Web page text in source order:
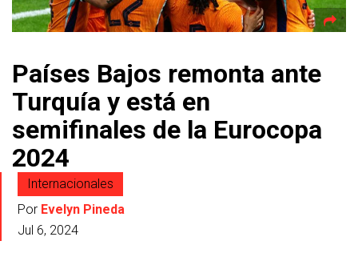
Países Bajos remonta ante
Turquía y está en
semifinales de la Eurocopa
2024
Internacionales
Por Evelyn Pineda
Jul 6, 2024